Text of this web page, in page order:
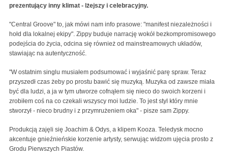
prezentujący inny klimat - lżejszy i celebracyjny.
"Central Groove" to, jak mówi nam info prasowe: "manifest niezależności i
hołd dla lokalnej ekipy". Zippy buduje narrację wokół bezkompromisowego
podejścia do życia, odcina się również od mainstreamowych układów,
stawiając na autentyczność.
"W ostatnim singlu musiałem podsumować i wyjaśnić parę spraw. Teraz
przyszedł czas żeby po prostu bawić się muzyką. Muzyka od zawsze miała
być dla ludzi, a ja w tym utworze cofnąłem się nieco do swoich korzeni i
zrobiłem coś na co czekali wszyscy moi ludzie. To jest styl który mnie
stworzył - nieco brudny i z przymrużeniem oka" - pisze sam Zippy.
Produkcją zajęli się Joachim & Odys, a klipem Kooza. Teledysk mocno
akcentuje gnieźnieńskie korzenie artysty, serwując widzom ujęcia prosto z
Grodu Pierwszych Piastów.